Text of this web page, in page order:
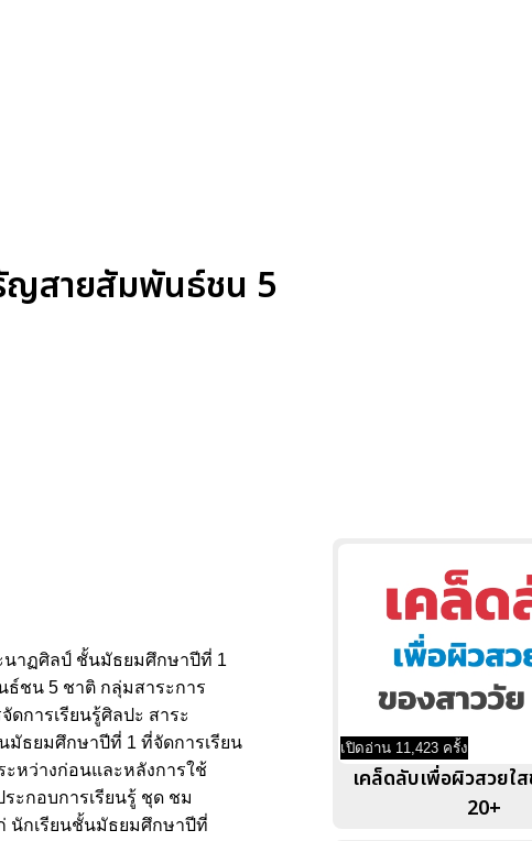
ญสายสัมพันธ์ชน 5
นาฏศิลป์ ชั้นมัธยมศึกษาปีที่ 1
ชน 5 ชาติ กลุ่มสาระการ
การเรียนรู้ศิลปะ สาระ
มัธยมศึกษาปีที่ 1 ที่จัดการเรียน
หว่างก่อนและหลังการใช้
ะกอบการเรียนรู้ ชุด ชม
นักเรียนชั้นมัธยมศึกษาปีที่
เปิดอ่าน 11,423 ครั้ง
เคล็ดลับเพื่อผิวสวยใ
20+